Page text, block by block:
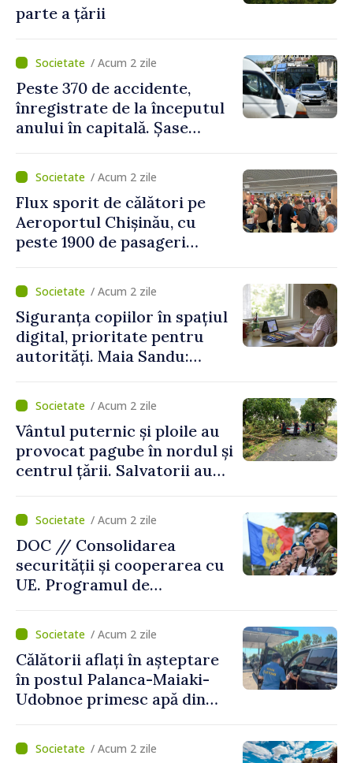
parte a țării
/ Acum 2 zile
Peste 370 de accidente,
înregistrate de la începutul
anului în capitală. Șase
/ Acum 2 zile
Flux sporit de călători pe
Aeroportul Chișinău, cu
peste 1900 de pasageri
de vârf a concediilor
/ Acum 2 zile
Siguranța copiilor în spațiul
digital, prioritate pentru
autorități. Maia Sandu:
mecanisme care să-i
protejeze”/ Acum 2 zile
Vântul puternic și ploile au
provocat pagube în nordul și
centrul țării. Salvatorii au
/ Acum 2 zile
DOC // Consolidarea
securității și cooperarea cu
UE. Programul de
Naționale de Apărare pentru
perioada 2024–2034,
publicat în Monitorul Oficial
/ Acum 2 zile
Călătorii aflați în așteptare
în postul Palanca-Maiaki-
Udobnoe primesc apă din
și a polițiștilor de frontieră
/ Acum 2 zile